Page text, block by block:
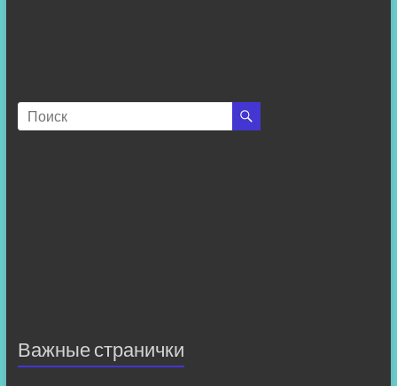
Важные странички